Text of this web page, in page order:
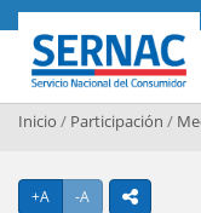
Contenido principal
SERNAC
Inicio / Participación /
+A Agrandar texto
-A Achicar texto